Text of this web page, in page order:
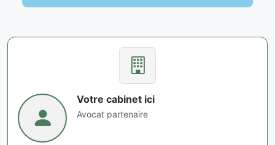
Votre cabinet ici
Avocat partenaire